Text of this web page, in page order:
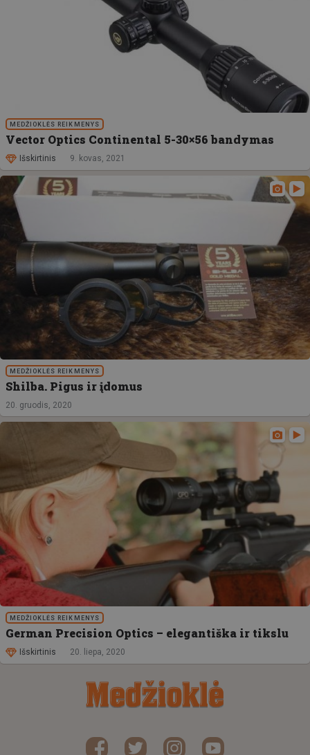
MEDŽIOKLĖS REIKMENYS
Vector Optics Continental 5-30×56 bandymas
Išskirtinis 9. kovas, 2021
MEDŽIOKLĖS REIKMENYS
Shilba. Pigus ir įdomus
20. gruodis, 2020
MEDŽIOKLĖS REIKMENYS
German Precision Optics – elegantiška ir tikslu
Išskirtinis 20. liepa, 2020